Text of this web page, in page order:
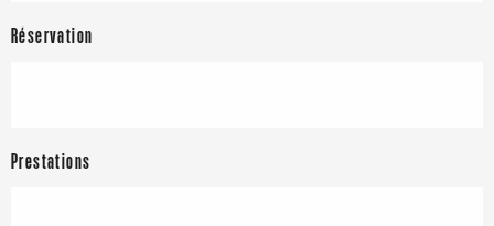
Réservation
Prestations